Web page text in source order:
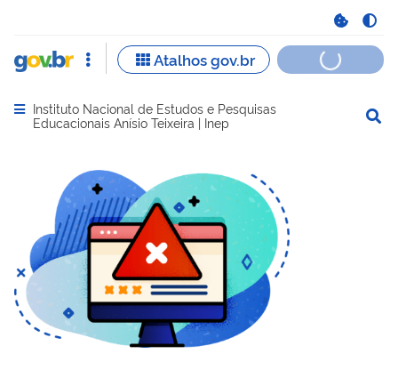
Abrir menu principal de navegação
Instituto Nacional de Estudos e Pesquisas
Educacionais Anísio Teixeira | Inep